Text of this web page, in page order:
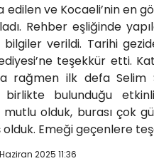
edilen ve Kocaeli’nin en
Rehber eşliğinde
verildi. Tarihi
teşekkür etti.
rağmen ilk defa Selim
birlikte bulunduğu
mutlu olduk, burası çok
olduk. Emeği geçenlere
2025 11:36